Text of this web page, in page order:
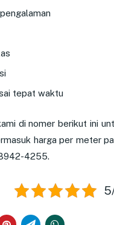
tepat waktu
di nomer berikut ini
harga per meter
4255.